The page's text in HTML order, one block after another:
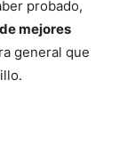
probado,
mejores
general que